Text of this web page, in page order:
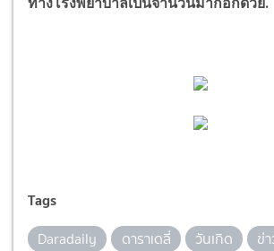
Tags
Daradaily ดาราเดลี่ วันเกิด
ข่